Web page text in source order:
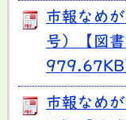
市報なめ
号）【図
市報なめ